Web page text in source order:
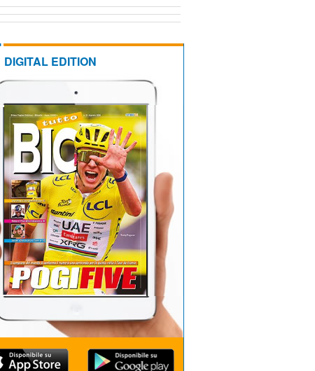
DIGITAL EDITION